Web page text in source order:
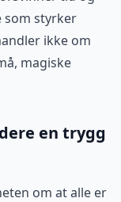
som styrker
ikke om
magiske
en trygg
om at alle er